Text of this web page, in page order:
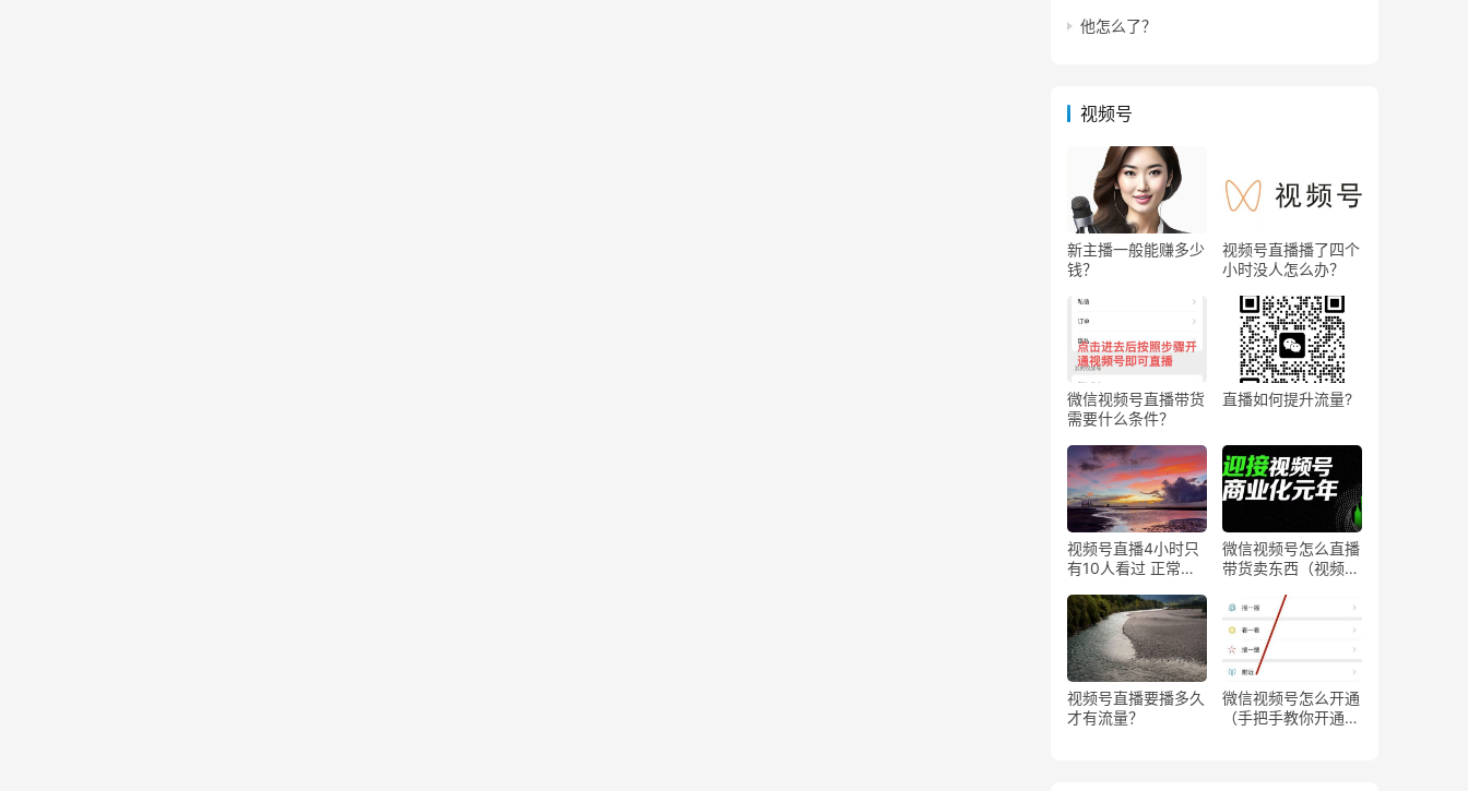
他怎么了？
视频号
新主播一般能赚多少
钱？
视频号直播播了四个
小时没人怎么办？
微信视频号直播带货
需要什么条件？
直播如何提升流量?
视频号直播4小时只
有10人看过 正常
微信视频号怎么直播
带货卖东西（视频号
视频号直播要播多久
才有流量？
微信视频号怎么开通
（手把手教你开通微